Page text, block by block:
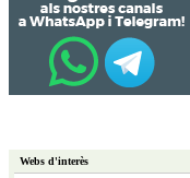
Webs d'interès